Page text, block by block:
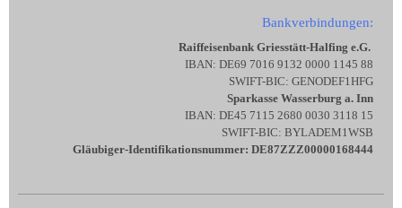
Bankverbindungen:
Raiffeisenbank Griesstätt-Halfing e.G.
IBAN: DE69 7016 9132 0000 1145 88
SWIFT-BIC: GENODEF1HFG
Sparkasse Wasserburg a. Inn
IBAN: DE45 7115 2680 0030 3118 15
SWIFT-BIC: BYLADEM1WSB
Gläubiger-Identifikationsnummer: DE87ZZZ00000168444